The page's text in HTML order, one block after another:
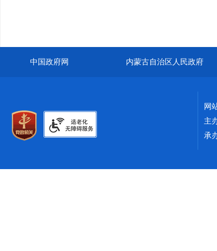
中国政府网 内蒙古自治区人民政府
网
主
承